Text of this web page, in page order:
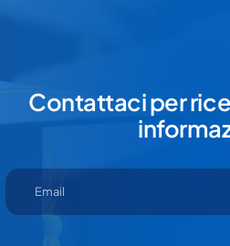
Contattaci per
Contattaci per ricevere